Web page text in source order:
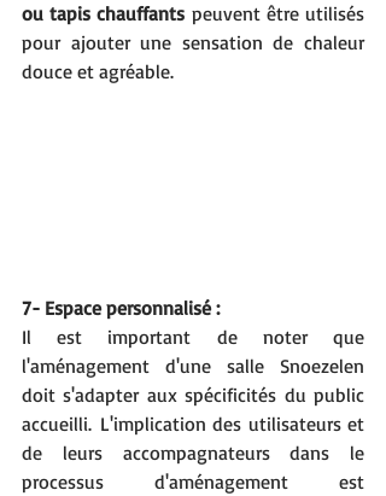
ou tapis chauffants peuvent être utilisés
pour ajouter une sensation de chaleur
douce et agréable.
7- Espace personnalisé :
Il est important de noter que
l'aménagement d'une salle Snoezelen
doit s'adapter aux spécificités du public
accueilli. L'implication des utilisateurs et
de leurs accompagnateurs dans le
processus d'aménagement est